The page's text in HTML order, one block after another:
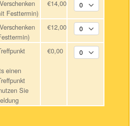
Festtermin)
€14,00
€12,00
einen
Sie
€0,00